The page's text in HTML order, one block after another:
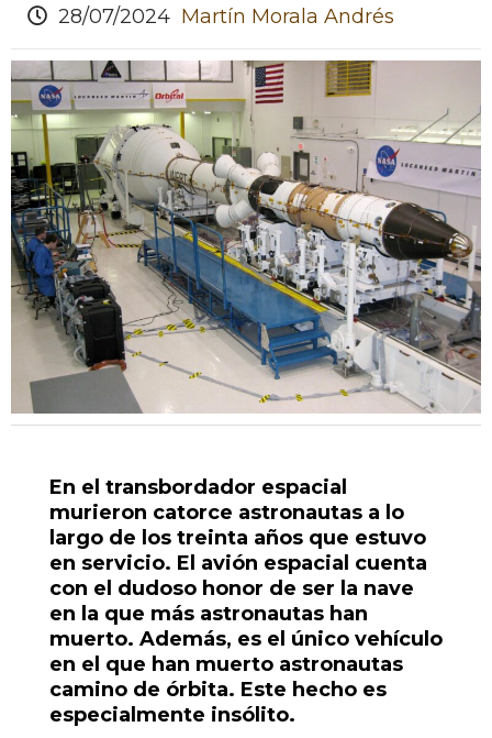
28/07/2024 Martín Morala Andrés
En el transbordador espacial
murieron catorce astronautas a lo
largo de los treinta años que estuvo
en servicio. El avión espacial cuenta
con el dudoso honor de ser la nave
en la que más astronautas han
muerto. Además, es el único vehículo
en el que han muerto astronautas
camino de órbita. Este hecho es
especialmente insólito.